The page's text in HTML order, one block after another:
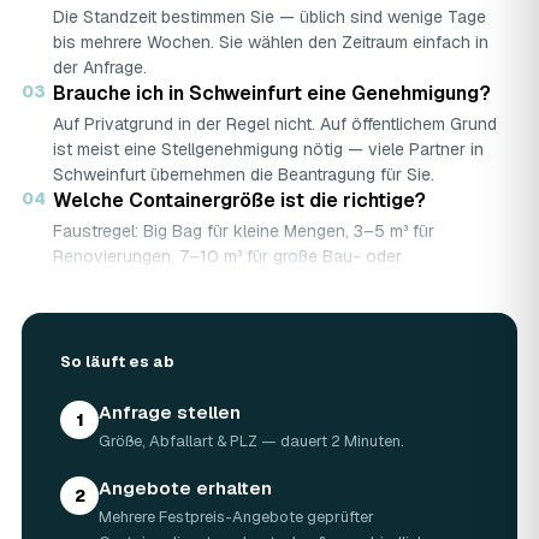
Die Standzeit bestimmen Sie — üblich sind wenige Tage
bis mehrere Wochen. Sie wählen den Zeitraum einfach in
der Anfrage.
03 Brauche ich in Schweinfurt eine Genehmigung?
Auf Privatgrund in der Regel nicht. Auf öffentlichem Grund
ist meist eine Stellgenehmigung nötig — viele Partner in
Schweinfurt übernehmen die Beantragung für Sie.
04 Welche Containergröße ist die richtige?
Faustregel: Big Bag für kleine Mengen, 3–5 m³ für
Renovierungen, 7–10 m³ für große Bau- oder
Was darf rein — und was nicht?
Grünschnitt, Holz …). Sondermüll wie Asbest braucht eine
Was kostet ein Container in Schweinfurt?
Laut Marktrecherche (keine AWL-eigenen Auftragsdaten):
300–1.100 € — abhängig von Abfallart, Region und
Standzeit (Details in der Marktübersicht unten). Ihren
So läuft es ab
1 Anfrage stellen
Größe, Abfallart & PLZ — dauert 2 Minuten.
2 Angebote erhalten
Mehrere Festpreis-Angebote geprüfter